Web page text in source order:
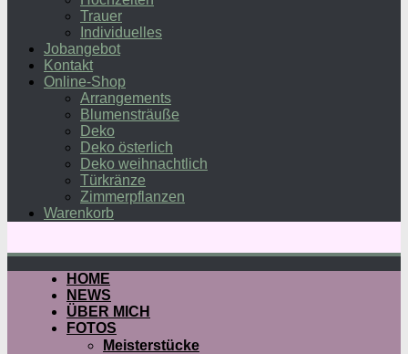
Trauer
Individuelles
Jobangebot
Kontakt
Online-Shop
Arrangements
Blumensträuße
Deko
Deko österlich
Deko weihnachtlich
Türkränze
Zimmerpflanzen
Warenkorb
HOME
NEWS
ÜBER MICH
FOTOS
Meisterstücke